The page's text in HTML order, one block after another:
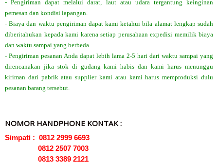
- Pengiriman dapat melalui darat, laut atau udara tergantung keinginan
pemesan dan kondisi lapangan.
- Biaya dan waktu pengiriman dapat kami ketahui bila alamat lengkap sudah
diberitahukan kepada kami karena setiap perusahaan expedisi memilik biaya
dan waktu sampai yang berbeda.
- Pengiriman pesanan Anda dapat lebih lama 2-5 hari dari waktu sampai yang
direncanakan jika stok di gudang kami habis dan kami harus menunggu
kiriman dari pabrik atau supplier kami atau kami harus memproduksi dulu
pesanan barang tersebut.
NOMOR HANDPHONE KONTAK :
Simpati : 0812 2999 6693
0812 2507 7003
0813 3389 2121